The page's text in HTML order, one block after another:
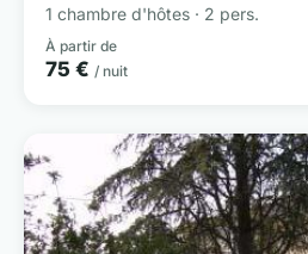
1 chambre d'hôtes · 2 pers.
À partir de
75 € / nuit